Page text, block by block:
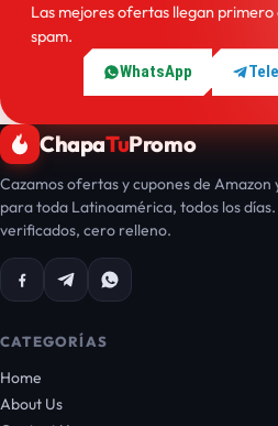
Las mejores ofertas llegan primero
spam.
WhatsApp
ChapaTuPromo
Cazamos ofertas y cupones de Amazon
para toda Latinoamérica, todos los
verificados, cero relleno.
CATEGORÍAS
Home
About Us